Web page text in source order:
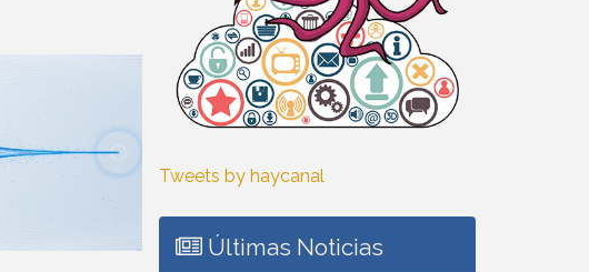
Tweets by haycanal
Últimas Noticias